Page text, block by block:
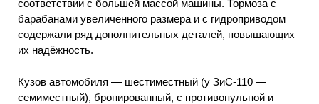
соответствии с большей массой машины. Тормоза с
барабанами увеличенного размера и с гидроприводом
содержали ряд дополнительных деталей, повышающих
их надёжность.
Кузов автомобиля — шестиместный (у ЗиС-110 —
семиместный), бронированный, с противопульной и